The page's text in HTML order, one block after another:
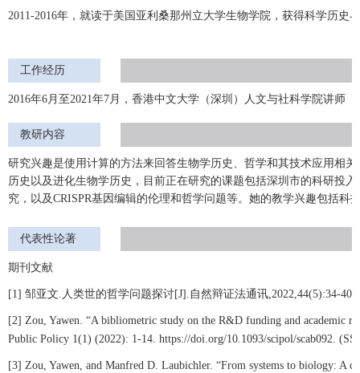
2011-2016年，就读于美国亚利桑那州立大学生物学院，获得科学历史
工作经历
2016年6月至2021年7月，香港中文大学（深圳）人文与社科学院讲师
教研内容
研究兴趣是使用计算的方法来回答生物学历史、哲学和其技术应用相
历史以及进化生物学历史，目前正在研究的课题包括深圳市的科研投
究，以及CRISPR基因编辑的伦理和哲学问题等。她的教学兴趣包括
代表性论著
期刊文献
[1] 邹亚文. 人类世的哲学问题探讨[J]. 自然辩证法通讯,2022,44(5):34-40.
[2] Zou, Yawen. “A bibliometric study on the R&D funding and academic
Public Policy 1(1) (2022): 1-14. https://doi.org/10.1093/scipol/scab092.
[3] Zou, Yawen, and Manfred D. Laubichler. “From systems to biology: A